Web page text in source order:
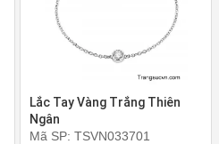
Lắc Tay Vàng Trắng Thiên
Ngân
Mã SP: TSVN033701